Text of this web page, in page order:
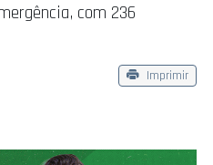
com 236
Imprimir